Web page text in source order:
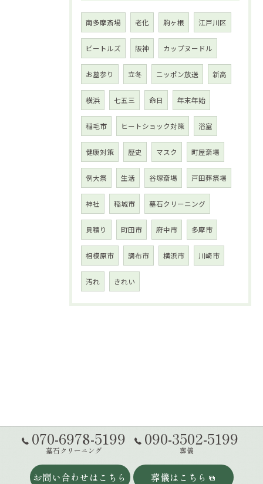
南多摩斎場 老化 駒ヶ根 江戸川区
ビートルズ 阪神 カップヌードル
お墓参り 立冬 ニッポン放送 新高
横浜 七五三 命日 年末年始
稲毛市 ヒートショック対策 浴室
健康対策 歴史 マスク 町屋斎場
例大祭 生活 谷塚斎場 戸田葬祭場
神社 稲城市 墓石クリーニング
見積り 町田市 府中市 多摩市
相模原市 調布市 横浜市 川崎市
汚れ きれい
070-6978-5199
墓石クリーニング
090-3502-5199
葬儀
お問い合わせはこちら 葬儀はこちら